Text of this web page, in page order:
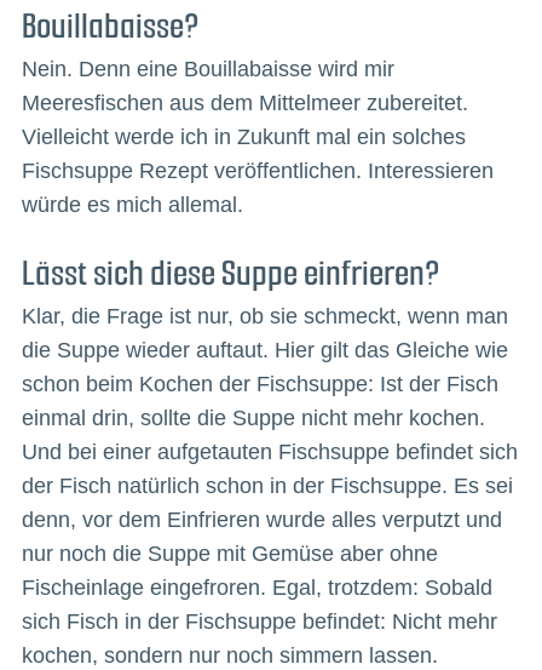
Bouillabaisse?
Nein. Denn eine Bouillabaisse wird mir
Meeresfischen aus dem Mittelmeer zubereitet.
Vielleicht werde ich in Zukunft mal ein solches
Fischsuppe Rezept veröffentlichen. Interessieren
würde es mich allemal.
Lässt sich diese Suppe einfrieren?
Klar, die Frage ist nur, ob sie schmeckt, wenn man
die Suppe wieder auftaut. Hier gilt das Gleiche wie
schon beim Kochen der Fischsuppe: Ist der Fisch
einmal drin, sollte die Suppe nicht mehr kochen.
Und bei einer aufgetauten Fischsuppe befindet sich
der Fisch natürlich schon in der Fischsuppe. Es sei
denn, vor dem Einfrieren wurde alles verputzt und
nur noch die Suppe mit Gemüse aber ohne
Fischeinlage eingefroren. Egal, trotzdem: Sobald
sich Fisch in der Fischsuppe befindet: Nicht mehr
kochen, sondern nur noch simmern lassen.